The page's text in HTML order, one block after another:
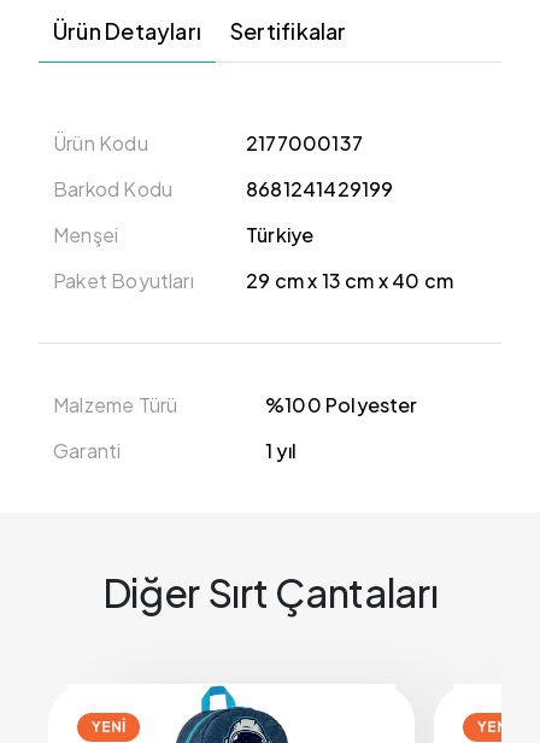
Ürün Detayları Sertifikalar
Ürün Kodu
2177000137
Barkod Kodu
8681241429199
Menşei
Türkiye
Paket Boyutları
29 cm x 13 cm x 40 cm
Malzeme Türü
%100 Polyester
Garanti
1 yıl
Diğer Sırt Çantaları
YENİ YENİ